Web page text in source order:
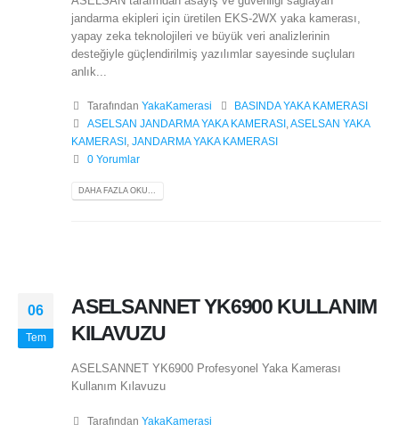
jandarma ekipleri için üretilen EKS-2WX yaka kamerası,
yapay zeka teknolojileri ve büyük veri analizlerinin
desteğiyle güçlendirilmiş yazılımlar sayesinde suçluları
anlık...
Tarafından YakaKamerasi
BASINDA YAKA KAMERASI
ASELSAN JANDARMA YAKA KAMERASI
ASELSAN YAKA
KAMERASI
JANDARMA YAKA KAMERASI
0 Yorumlar
DAHA FAZLA OKU...
06
Tem
ASELSANNET YK6900 KULLANIM
KILAVUZU
ASELSANNET YK6900 Profesyonel Yaka Kamerası
Kullanım Kılavuzu
Tarafından YakaKamerasi